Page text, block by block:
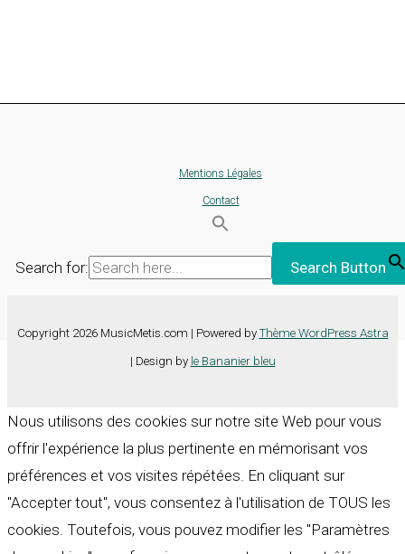
Mentions Légales
Contact
Search for: Search Button
Copyright 2026 MusicMetis.com | Powered by Thème WordPress Astra
| Design by le Bananier bleu
Nous utilisons des cookies sur notre site Web pour vous
offrir l'expérience la plus pertinente en mémorisant vos
préférences et vos visites répétées. En cliquant sur
"Accepter tout", vous consentez à l'utilisation de TOUS les
cookies. Toutefois, vous pouvez modifier les "Paramètres